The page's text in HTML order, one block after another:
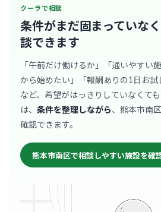
クーラで相談
条件がまだ固まっていなく
談できます
「午前だけ働けるか」「通いやすい
から始めたい」「報酬ありの1日お試
など、希望がはっきりしていなくて
は、 条件を整理しながら、熊本市南
確認できます。
熊本市南区で相談しやすい施設を確